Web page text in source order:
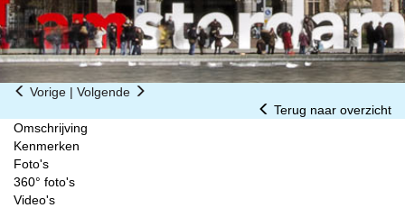
Vorige | Volgende
Terug naar overzicht
Omschrijving
Kenmerken
Foto's
360° foto's
Video's